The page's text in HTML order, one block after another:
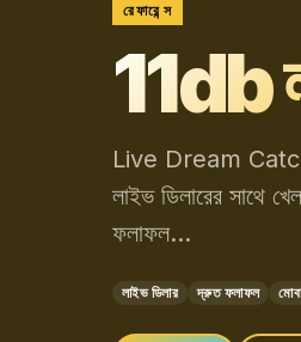
রেফারেন্স
11db
Live Dream
লাইভ ডিলারের সাথে
ফলাফল…
লাইভ ডিলার দ্রুত ফলাফল